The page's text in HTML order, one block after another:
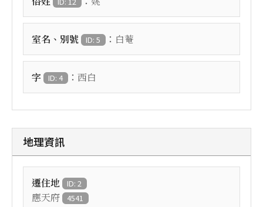
室名、別號 ID: 5 ： 白菴
字 ID: 4 ： 西白
地理資訊
遷住地 ID: 2
應天府 4541